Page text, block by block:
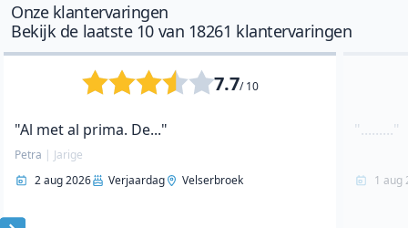
Onze klantervaringen
Bekijk de laatste 10 van 18261 klantervaringen
7.7/ 10
"Al met al prima. De..."
Petra | Jarige
2 aug 2026
Verjaardag Velserbroek
"........."
1 aug